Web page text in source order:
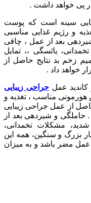
پی خواهد داشت .
سینه است که پوست
و رژیم غذایی مناسبی
بعد از عمل ، چاقی
یائسگی ،، تمایل
زخم بد نتایج حاصل از
خواهد داد .
کاندید عملجراحی زیبایی
مناسب ، تغذیه و
از عمل جراحی زیبایی
. حاملگی و شیردهی بعد از
مشکلات تخمدانی،
بزرگ و سنگین، همه این
مضر باشد و به میزان